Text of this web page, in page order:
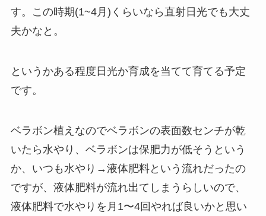
す。この時期(1~4月)くらいなら直射日光でも大丈
夫かなと。
というかある程度日光か育成を当てて育てる予定
です。
ベラボン植えなのでベラボンの表面数センチが乾
いたら水やり、ベラボンは保肥力が低そうという
か、いつも水やり→液体肥料という流れだったの
ですが、液体肥料が流れ出てしまうらしいので、
液体肥料で水やりを月1〜4回やれば良いかと思い